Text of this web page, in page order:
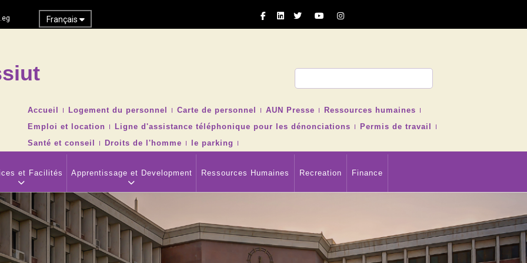
Français
TOP
NAVIGATION
MENU
Accueil Logement du personnel Carte de personnel AUN Presse
Ressources humaines
Emploi et location
Ligne d'assistance téléphonique pour les dénonciations
Permis de travail
Santé et conseil
Droits de l'homme le parking
et Facilités Apprentissage et Development Ressources Humaines Recreation Finance